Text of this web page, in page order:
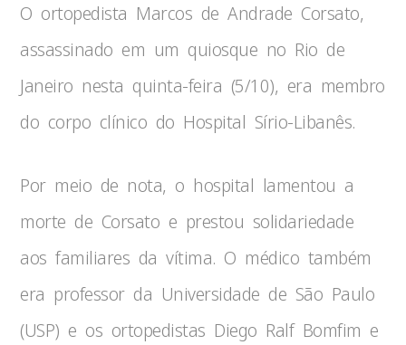
O ortopedista Marcos de Andrade Corsato,
assassinado em um quiosque no Rio de
Janeiro nesta quinta-feira (5/10), era membro
do corpo clínico do Hospital Sírio-Libanês.
Por meio de nota, o hospital lamentou a
morte de Corsato e prestou solidariedade
aos familiares da vítima. O médico também
era professor da Universidade de São Paulo
(USP) e os ortopedistas Diego Ralf Bomfim e